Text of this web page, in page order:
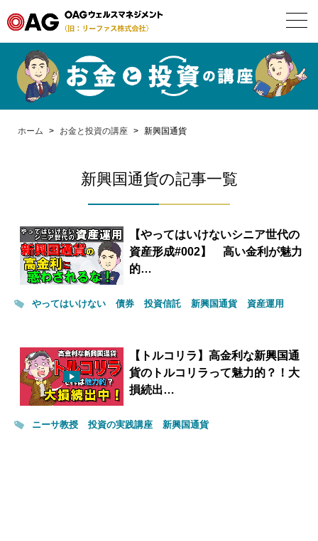
ホーム
IFA
会社案内
ホーム > お金と投資の講座 > 新興国通貨
新興国通貨の記事一覧
【やってはいけないシニア世代の
資産形成#002】 高い金利が魅力
的…
やってはいけない 債券 投資信託 新興国通貨 資産運用
【トルコリラ】高金利な新興国通
貨のトルコリラって魅力的？！大
損続出…
ニーサ教授 投資の実践講座 新興国通貨